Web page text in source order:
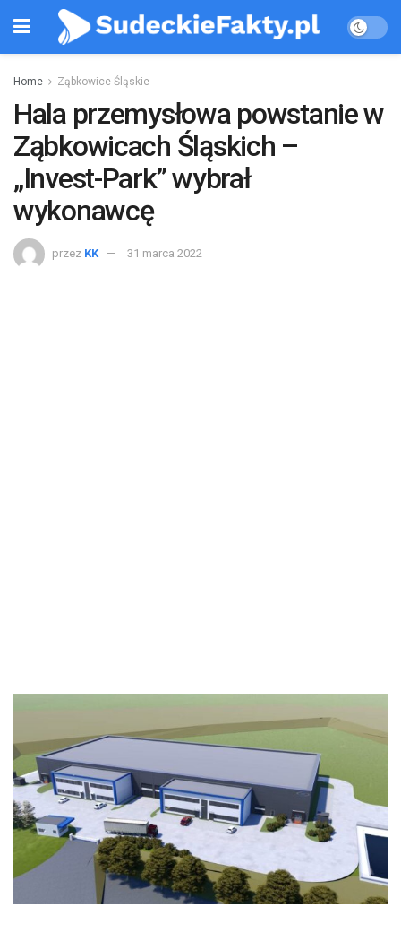
Home Ząbkowice Śląskie
Hala przemysłowa powstanie w
Ząbkowicach Śląskich –
„Invest-Park” wybrał
wykonawcę
przez KK 31 marca 2022